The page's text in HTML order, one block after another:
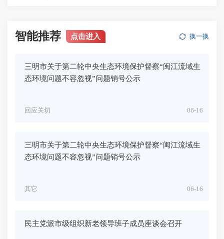
智能推荐 点击进入 换一换
三明市关于第二轮中央生态环境保护督察“闽江流域生
态环境问题不容忽视”问题销号公示
06-16
回应关切
三明市关于第二轮中央生态环境保护督察“闽江流域生
态环境问题不容忽视”问题销号公示
06-16
其它
民主党派市级组织新老领导班子成员座谈会召开